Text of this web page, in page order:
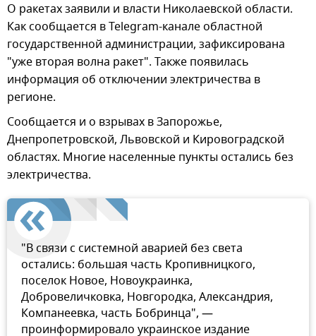
О ракетах заявили и власти Николаевской области.
Как сообщается в Telegram-канале областной
государственной администрации, зафиксирована
"уже вторая волна ракет". Также появилась
информация об отключении электричества в
регионе.
Сообщается и о взрывах в Запорожье,
Днепропетровской, Львовской и Кировоградской
областях. Многие населенные пункты остались без
электричества.
"В связи с системной аварией без света
остались: большая часть Кропивницкого,
поселок Новое, Новоукраинка,
Добровеличковка, Новгородка, Александрия,
Компанеевка, часть Бобринца", —
проинформировало украинское издание